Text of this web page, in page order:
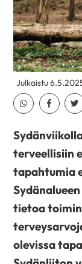
Julkaistu
Jaa Whatsapp
Jaa Jaa
terveellisiin
tapahtumia
tietoa
olevissa